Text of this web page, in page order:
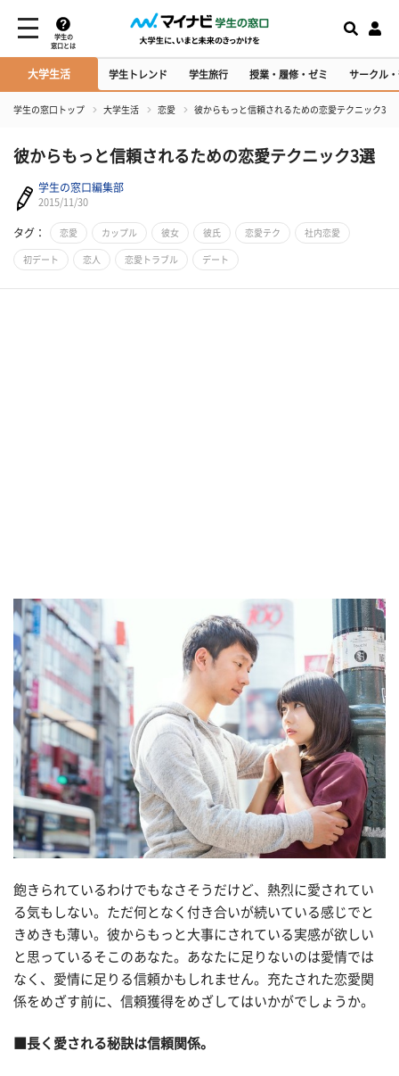
学生の
窓口とは
大学生活 学生トレンド 学生旅行 授業・履修・ゼミ サークル
学生の窓口トップ 大学生活 恋愛 彼からもっと信頼されるための恋愛テクニック3選
彼からもっと信頼されるための恋愛テクニック3選
学生の窓口編集部
2015/11/30
タグ： 恋愛 カップル 彼女 彼氏 恋愛テク 社内恋愛
初デート 恋人 恋愛トラブル デート
飽きられているわけでもなさそうだけど、熱烈に愛されてい
る気もしない。ただ何となく付き合いが続いている感じでと
きめきも薄い。彼からもっと大事にされている実感が欲しい
と思っているそこのあなた。あなたに足りないのは愛情では
なく、愛情に足りる信頼かもしれません。充たされた恋愛関
係をめざす前に、信頼獲得をめざしてはいかがでしょうか。
■長く愛される秘訣は信頼関係。